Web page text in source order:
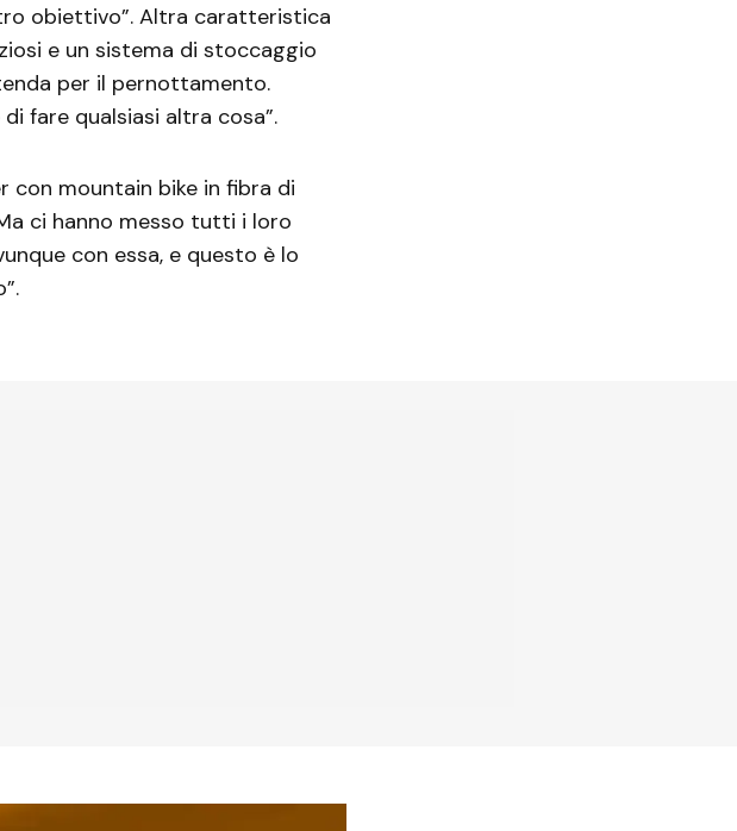
obiettivo”. Altra caratteristica
e un sistema di stoccaggio
per il pernottamento.
fare qualsiasi altra cosa”.
con mountain bike in fibra di
ci hanno messo tutti i loro
con essa, e questo è lo